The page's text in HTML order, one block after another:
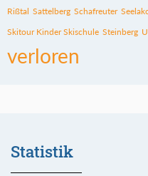
Rißtal Sattelberg Schafreuter
Skitour Kinder Skischule Steinberg
verloren
Statistik